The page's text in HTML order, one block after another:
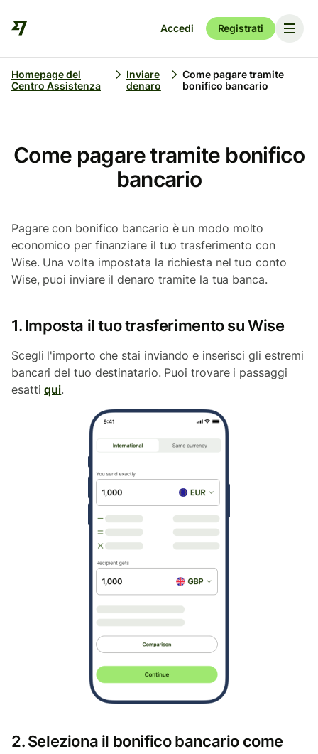
Accedi Registrati
Homepage del
Centro Assistenza
Inviare
denaro
Come pagare tramite
bonifico bancario
Come pagare tramite bonifico
bancario
Pagare con bonifico bancario è un modo molto
economico per finanziare il tuo trasferimento con
Wise. Una volta impostata la richiesta nel tuo conto
Wise, puoi inviare il denaro tramite la tua banca.
1. Imposta il tuo trasferimento su Wise
Scegli l'importo che stai inviando e inserisci gli estremi
bancari del tuo destinatario. Puoi trovare i passaggi
esattiqui.
2. Seleziona il bonifico bancario come